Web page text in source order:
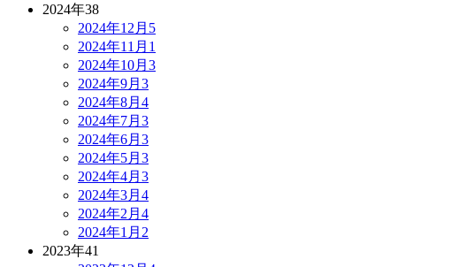
2024年38
2024年12月 5
2024年11月 1
2024年10月 3
2024年9月 3
2024年8月 4
2024年7月 3
2024年6月 3
2024年5月 3
2024年4月 3
2024年3月 4
2024年2月 4
2024年1月 2
2023年41